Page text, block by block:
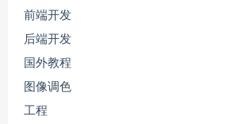
前端开发
后端开发
国外教程
图像调色
工程